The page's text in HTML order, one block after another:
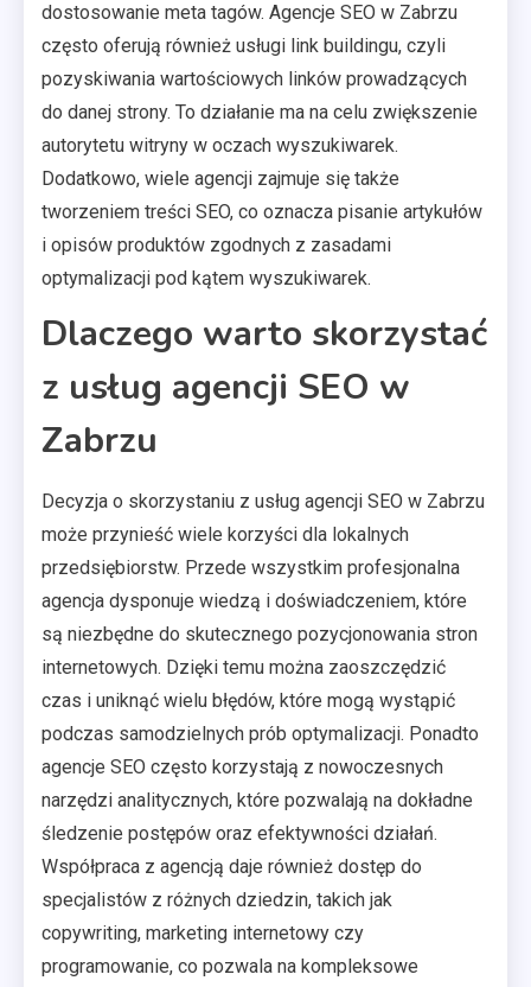
dostosowanie meta tagów. Agencje SEO w Zabrzu
często oferują również usługi link buildingu, czyli
pozyskiwania wartościowych linków prowadzących
do danej strony. To działanie ma na celu zwiększenie
autorytetu witryny w oczach wyszukiwarek.
Dodatkowo, wiele agencji zajmuje się także
tworzeniem treści SEO, co oznacza pisanie artykułów
i opisów produktów zgodnych z zasadami
optymalizacji pod kątem wyszukiwarek.
Dlaczego warto skorzystać
z usług agencji SEO w
Zabrzu
Decyzja o skorzystaniu z usług agencji SEO w Zabrzu
może przynieść wiele korzyści dla lokalnych
przedsiębiorstw. Przede wszystkim profesjonalna
agencja dysponuje wiedzą i doświadczeniem, które
są niezbędne do skutecznego pozycjonowania stron
internetowych. Dzięki temu można zaoszczędzić
czas i uniknąć wielu błędów, które mogą wystąpić
podczas samodzielnych prób optymalizacji. Ponadto
agencje SEO często korzystają z nowoczesnych
narzędzi analitycznych, które pozwalają na dokładne
śledzenie postępów oraz efektywności działań.
Współpraca z agencją daje również dostęp do
specjalistów z różnych dziedzin, takich jak
copywriting, marketing internetowy czy
programowanie, co pozwala na kompleksowe